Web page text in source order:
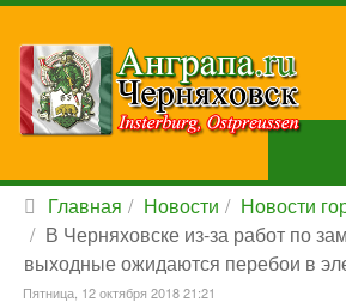
Главная Новости
Новости
В Черняховске из-за работ по
выходные ожидаются перебои в
Пятница, 12 октября 2018 21:21